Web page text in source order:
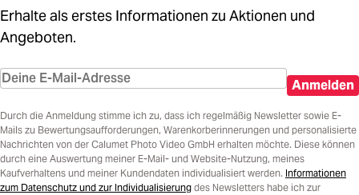
Erhalte als erstes Informationen zu Aktionen und
Angeboten.
Anmelden
Durch die Anmeldung stimme ich zu, dass ich regelmäßig Newsletter sowie E-
Mails zu Bewertungsaufforderungen, Warenkorberinnerungen und personalisierte
Nachrichten von der Calumet Photo Video GmbH erhalten möchte. Diese können
durch eine Auswertung meiner E-Mail- und Website-Nutzung, meines
Kaufverhaltens und meiner Kundendaten individualisiert werden. Informationen
zum Datenschutz und zur Individualisierung des Newsletters habe ich zur